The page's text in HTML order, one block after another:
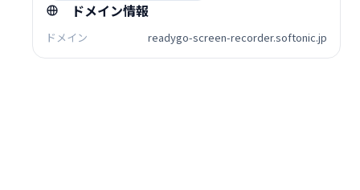
ドメイン情報
ドメイン readygo-screen-recorder.softonic.jp